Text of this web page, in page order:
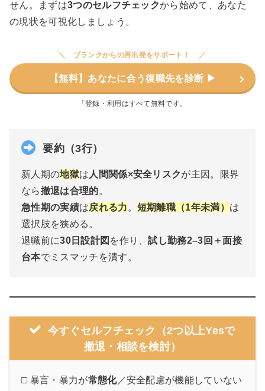
せん。まずは3つのセルフチェックから始めて、あなた
の現状を可視化しましょう。
ブランクからの再出発をサポート！
【無料】あなたに合う復職先を診断 ▶︎
「登録・利用はすべて無料です。
要約（3行）
新人期の地獄は 人間関係×安全リスクが主因。限界
なら撤退は合理的。
急性期の実績は戻れる力 。 短期離職（1年未満） は
選択肢を狭める。
退職前に30日設計図 を作り、試し勤務2–3回＋面接
台本でミスマッチを潰す。
今すぐセルフチェック（2つ以上Yesで
撤退・相談を検討）
□ 暴言・暴力が常態化／安全配慮が機能していない